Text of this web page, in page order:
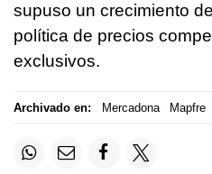
supuso un crecimiento
política de precios
exclusivos.
Archivado en: Mercadona Mapfre